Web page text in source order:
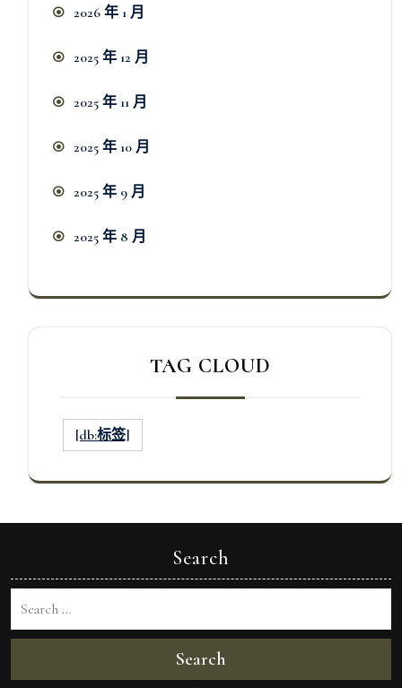
2026 年 1 月
2025 年 12 月
2025 年 11 月
2025 年 10 月
2025 年 9 月
2025 年 8 月
TAG CLOUD
[db:标签]
Search
Search